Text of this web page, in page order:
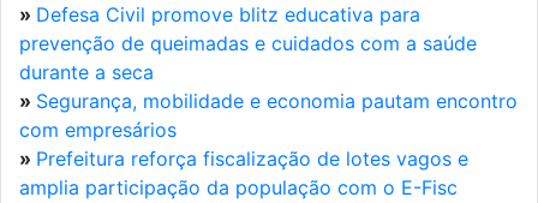
» Defesa Civil promove blitz educativa para
prevenção de queimadas e cuidados com a saúde
durante a seca
» Segurança, mobilidade e economia pautam encontro
com empresários
» Prefeitura reforça fiscalização de lotes vagos e
amplia participação da população com o E-Fisc